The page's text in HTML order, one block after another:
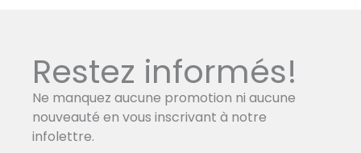
Restez informés!
Ne manquez aucune promotion ni aucune
nouveauté en vous inscrivant à notre
infolettre.